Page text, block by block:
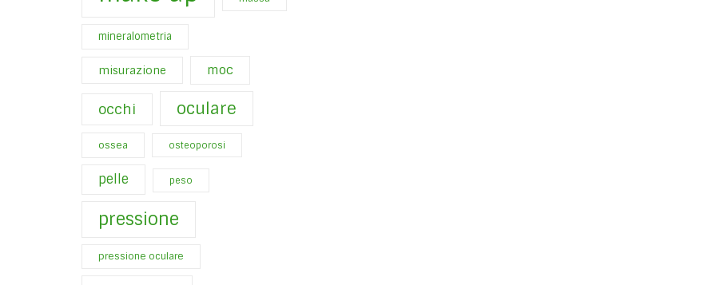
mineralometria
misurazione moc
occhi oculare
ossea osteoporosi
pelle peso
pressione
pressione oculare